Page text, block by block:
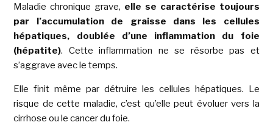
Maladie chronique grave, elle se caractérise toujours
par l’accumulation de graisse dans les cellules
hépatiques, doublée d’une inflammation du foie
(hépatite). Cette inflammation ne se résorbe pas et
s’aggrave avec le temps.
Elle finit même par détruire les cellules hépatiques. Le
risque de cette maladie, c’est qu’elle peut évoluer vers la
cirrhose ou le cancer du foie.